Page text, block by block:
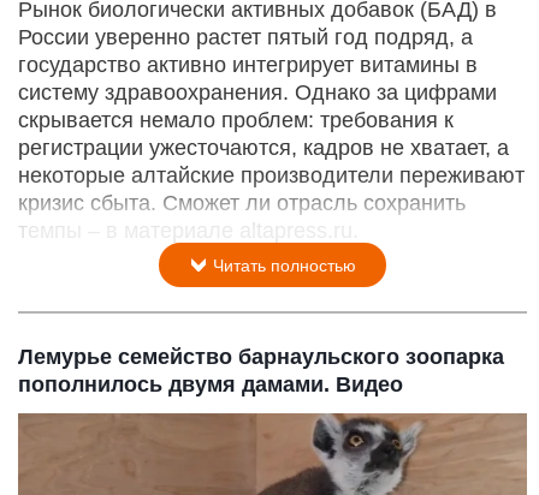
Рынок биологически активных добавок (БАД) в
России уверенно растет пятый год подряд, а
государство активно интегрирует витамины в
систему здравоохранения. Однако за цифрами
скрывается немало проблем: требования к
регистрации ужесточаются, кадров не хватает, а
некоторые алтайские производители переживают
кризис сбыта. Сможет ли отрасль сохранить
темпы – в материале altapress.ru.
Читать полностью
Лемурье семейство барнаульского зоопарка
пополнилось двумя дамами. Видео